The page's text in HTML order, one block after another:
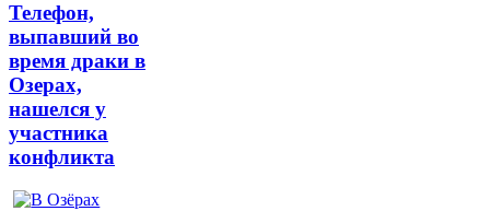
Телефон,
выпавший во
время драки в
Озерах,
нашелся у
участника
конфликта